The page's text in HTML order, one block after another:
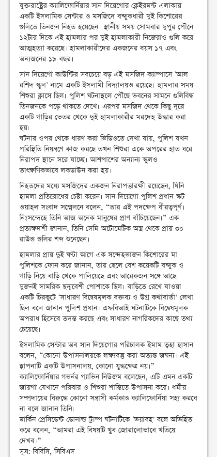
যুক্তরাষ্ট্রের ক্যালিফোর্নিয়ার সান দিয়েগোর ক্লেইরমন্ট এলাকায়
একটি ইসলামিক সেন্টার ও মসজিদে বন্দুকধারী দুই কিশোরের
গুলিতে তিনজন নিহত হয়েছেন। স্থানীয় সময় সোমবার দুপুর পৌনে
১২টার দিকে এই হামলার পর দুই হামলাকারী নিজেরাও গুলি করে
আত্মহত্যা করেছে। হামলাকারীদের একজনের বয়স ১৭ এবং
অন্যজনের ১৯ বছর।
সান দিয়েগো কাউন্টির সবচেয়ে বড় এই মসজিদ ক্যাম্পাসে ‘আল
রশিদ স্কুল’ নামে একটি ইসলামী বিদ্যালয়ও রয়েছে। হামলার সময়
শিশুরা ক্লাসে ছিল। পুলিশ ঘটনাস্থলে পৌঁছে ভবনের সামনে গুলিবিদ্ধ
তিনজনকে পড়ে থাকতে দেখে। এরপর মসজিদ থেকে কিছু দূরে
একটি গাড়ির ভেতর থেকে দুই হামলাকারীর মরদেহ উদ্ধার করা
হয়।
ঘটনার ওপর থেকে ধারণ করা ভিডিওতে দেখা যায়, পুলিশ যখন
পরিস্থিতি নিয়ন্ত্রণে কাজ করছে তখন শিশুরা একে অপরের হাত ধরে
নিরাপদ স্থানে সরে যাচ্ছে। আশপাশের অন্যান্য স্কুলও
তাৎক্ষণিকভাবে লকডাউন করা হয়।
নিহতদের মধ্যে মসজিদের একজন নিরাপত্তারক্ষী রয়েছেন, যিনি
হামলা প্রতিরোধের চেষ্টা করেন। সান দিয়েগো পুলিশ প্রধান স্কট
ওয়াহল সংবাদ সম্মেলনে বলেন, “তার এই পদক্ষেপ বীরত্বপূর্ণ।
নিঃসন্দেহে তিনি আজ অনেক মানুষের প্রাণ বাঁচিয়েছেন।” এক
প্রত্যক্ষদর্শী জানান, তিনি সেমি-অটোমেটিক অস্ত্র থেকে প্রায় ৩০
রাউন্ড গুলির শব্দ শুনেছেন।
হামলার প্রায় দুই ঘণ্টা আগে এক সন্দেহভাজন কিশোরের মা
পুলিশকে ফোন করে জানান, তার ছেলে বেশ কয়েকটি বন্দুক ও
গাড়ি নিয়ে বাড়ি থেকে পালিয়েছে এবং আরেকজন সঙ্গে আছে।
দুজনই সামরিক ছদ্মবেশী পোশাকে ছিল। বাড়িতে রেখে যাওয়া
একটি চিরকুটে ‘সাধারণ বিদ্বেষমূলক বক্তব্য ও উগ্র কথাবার্তা’ লেখা
ছিল বলে জানান পুলিশ প্রধান। এফবিআই ঘটনাটিকে বিদ্বেষমূলক
অপরাধ হিসেবে তদন্ত করছে এবং সাধারণ নাগরিকদের কাছে তথ্য
চেয়েছে।
ইসলামিক সেন্টার অব সান দিয়েগোর পরিচালক ইমাম ত্বহা হাসান
বলেন, “কোনো উপাসনালয়কে লক্ষ্যবস্তু করা অত্যন্ত জঘন্য। এই
স্থাপনাটি একটি উপাসনালয়, কোনো যুদ্ধক্ষেত্র নয়।”
ক্যালিফোর্নিয়ার গভর্নর গ্যাভিন নিউজম বলেছেন, এটি এমন একটি
জায়গা যেখানে পরিবার ও শিশুরা শান্তিতে উপাসনা করে। ধর্মীয়
সম্প্রদায়ের বিরুদ্ধে কোনো সন্ত্রাসী কর্মকাণ্ড ক্যালিফোর্নিয়া সহ্য করবে
না বলে জানান তিনি।
মার্কিন প্রেসিডেন্ট ডোনাল্ড ট্রাম্প ঘটনাটিকে ‘ভয়াবহ’ বলে অভিহিত
করে বলেন, “আমরা এই বিষয়টি খুব জোরালোভাবে খতিয়ে
দেখব।”
সূত্র: বিবিসি, সিবিএস